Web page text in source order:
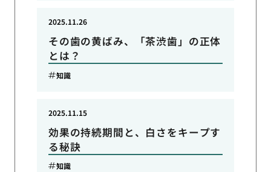
その歯の黄ばみ、「茶渋歯」の正体
とは？
2025.11.26
知識
効果の持続期間と、白さをキープす
る秘訣
2025.11.15
知識